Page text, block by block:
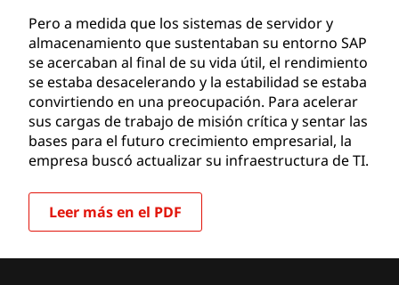
Pero a medida que los sistemas de servidor y
almacenamiento que sustentaban su entorno SAP
se acercaban al final de su vida útil, el rendimiento
se estaba desacelerando y la estabilidad se estaba
convirtiendo en una preocupación. Para acelerar
sus cargas de trabajo de misión crítica y sentar las
bases para el futuro crecimiento empresarial, la
empresa buscó actualizar su infraestructura de TI.
Leer más en el PDF